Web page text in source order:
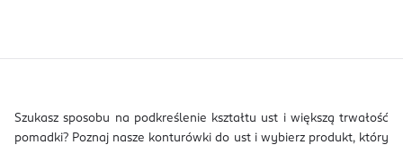
Szukasz sposobu na podkreślenie kształtu ust i większą trwałość
pomadki? Poznaj nasze konturówki do ust i wybierz produkt, który